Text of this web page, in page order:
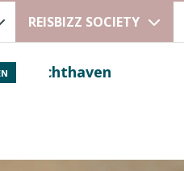
REISBIZZ SOCIETY
Spaans